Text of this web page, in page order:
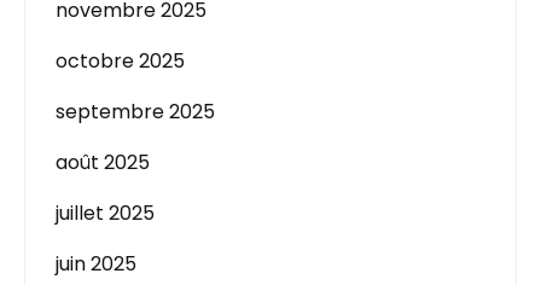
novembre 2025
octobre 2025
septembre 2025
août 2025
juillet 2025
juin 2025